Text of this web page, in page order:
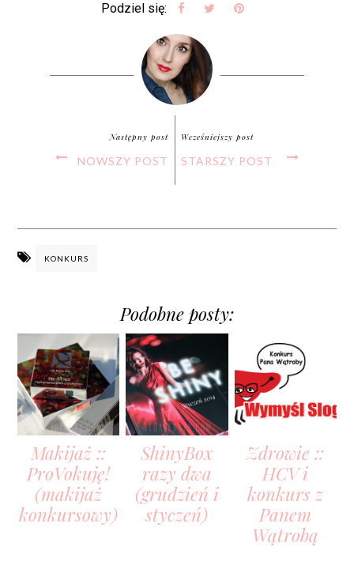
Podziel się:
Następny post
NOWSZY POST
Wcześniejszy post
STARSZY POST
KONKURS
Podobne posty:
Makijaż ::
ProVokuję!
(makijaż
konkursowy)
ShinyBox
razy dwa
(grudzień i
styczeń)
Zdrowie ::
HCV i
konkurs z
Panem
Wątrobą